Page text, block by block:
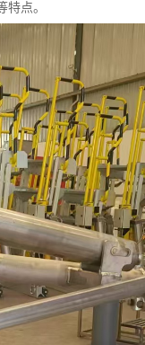
点。